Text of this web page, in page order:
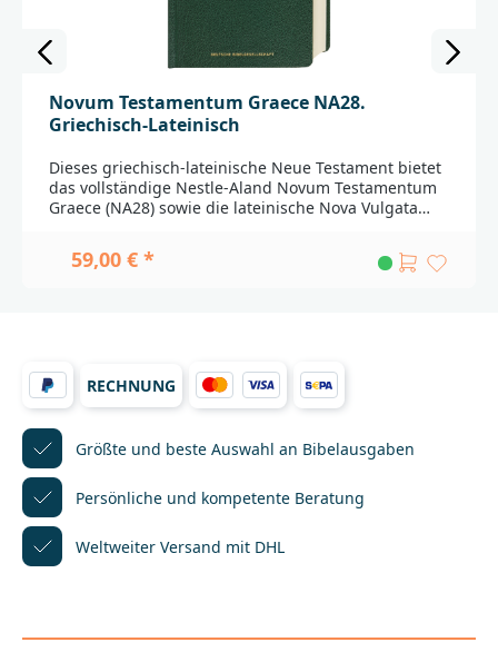
Novum Testamentum Graece NA28.
Griechisch-Lateinisch
Dieses griechisch-lateinische Neue Testament bietet
das vollständige Nestle-Aland Novum Testamentum
Graece (NA28) sowie die lateinische Nova Vulgata
lateinische Text sind auf gegenüberliegenden Seiten
abgedruckt, sodass beide Ausgaben leicht
strukturiert, außerdem wurden erstmals die Lesarten
der Papyri 117-127 verzeichnet. Ein besonderer
Schwerpunkt der Revision lag auf den Katholischen
Briefen, in denen der Obertext an über 30 Stellen
geändert wurde.Die Nova Vulgata ist die lateinische
Bibelübersetzung, wie sie in der Liturgie der
katholischen Kirche in Gebrauch ist. Sie geht auf das
Zweite Vatikanische Konzil zurück. Im Neuen
Testament liegt ihr der aktuelle wissenschaftliche
Text zugrunde, der im Nestle-Aland wiedergegeben
ist. In dieser Ausgabe ist der Text der Nova Vulgata
59,00 € *
RECHNUNG
Größte und beste Auswahl an Bibelausgaben
Persönliche und kompetente Beratung
Weltweiter Versand mit DHL